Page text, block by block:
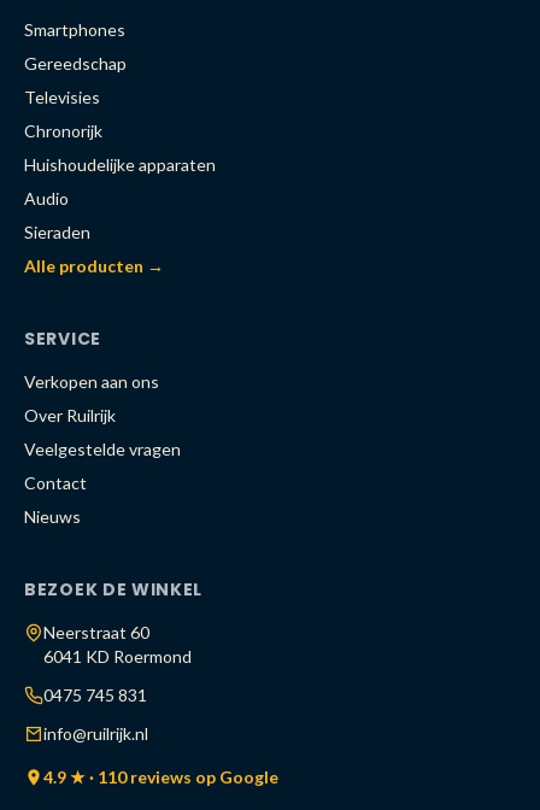
Smartphones
Gereedschap
Televisies
Chronorijk
Huishoudelijke apparaten
Audio
Sieraden
Alle producten →
SERVICE
Verkopen aan ons
Over Ruilrijk
Veelgestelde vragen
Contact
Nieuws
BEZOEK DE WINKEL
Neerstraat 60
6041 KD Roermond
0475 745 831
info@ruilrijk.nl
4.9 ★ · 110 reviews op Google